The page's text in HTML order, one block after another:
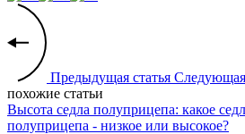
Предыдущая статья Следующая
похожие статьи
Высота седла полуприцепа: какое
полуприцепа - низкое или высокое?